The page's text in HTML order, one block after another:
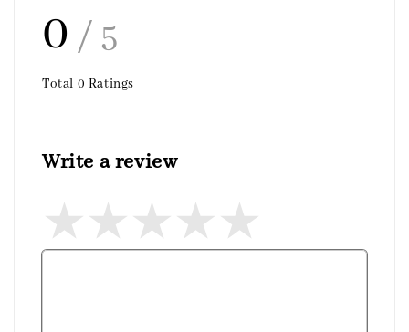
0 / 5
Total 0 Ratings
Write a review